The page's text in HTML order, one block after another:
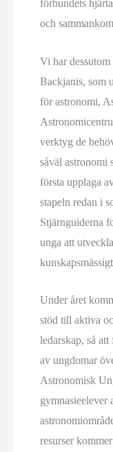
förbundets
och
Vi har dessutom
Backjanis, som
för astronomi,
verktyg de
såväl astronomi
första upplaga
stapeln redan i
Stjärnguiderna
unga att
Under året
stöd till aktiva
ledarskap, så
av ungdomar
Astronomisk
gymnasieelever
resurser